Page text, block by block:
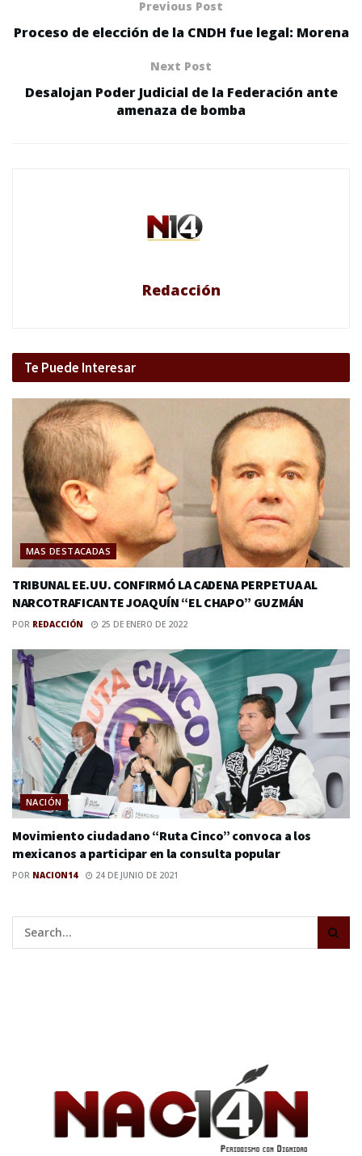
Previous Post
Proceso de elección de la CNDH fue legal: Morena
Next Post
Desalojan Poder Judicial de la Federación ante
amenaza de bomba
Redacción
Te Puede Interesar
MAS DESTACADAS
TRIBUNAL EE.UU. CONFIRMÓ LA CADENA PERPETUA AL
NARCOTRAFICANTE JOAQUÍN “EL CHAPO” GUZMÁN
POR REDACCIÓN 25 DE ENERO DE 2022
NACIÓN
Movimiento ciudadano “Ruta Cinco” convoca a los
mexicanos a participar en la consulta popular
POR NACION14 24 DE JUNIO DE 2021